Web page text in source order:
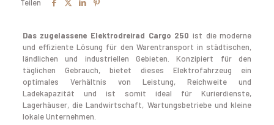
Teilen
Das zugelassene Elektrodreirad Cargo 250 ist die moderne
und effiziente Lösung für den Warentransport in städtischen,
ländlichen und industriellen Gebieten. Konzipiert für den
täglichen Gebrauch, bietet dieses Elektrofahrzeug ein
optimales Verhältnis von Leistung, Reichweite und
Ladekapazität und ist somit ideal für Kurierdienste,
Lagerhäuser, die Landwirtschaft, Wartungsbetriebe und kleine
lokale Unternehmen.